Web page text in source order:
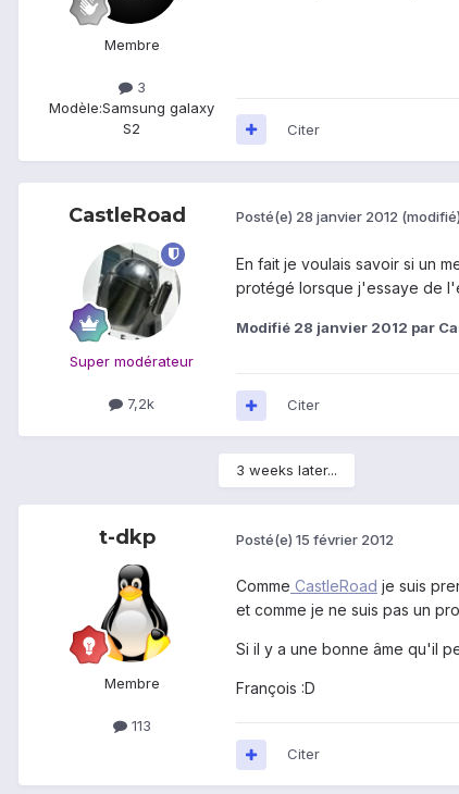
Membre
3
Modèle:Samsung galaxy
S2
Citer
CastleRoad
Super modérateur
7,2k
Posté(e) 28 janvier 2012 (modifié)
En fait je voulais savoir si un
protégé lorsque j'essaye de
Modifié 28 janvier 2012 par
Citer
3 weeks later...
t-dkp
Membre
113
Posté(e) 15 février 2012
Comme CastleRoad je suis
et comme je ne suis pas un
Si il y a une bonne âme qu'il
François :D
Citer